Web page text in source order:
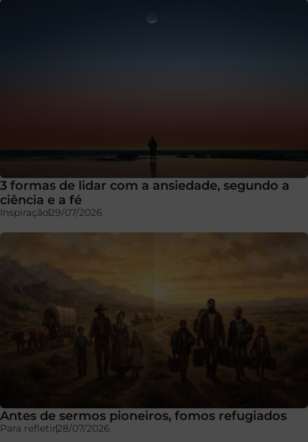
3 formas de lidar com a ansiedade, segundo a
ciência e a fé
Inspiração29/07/2026
Antes de sermos pioneiros, fomos refugiados
Para refletir28/07/2026